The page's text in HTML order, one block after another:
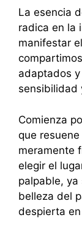
La esencia
radica en la
manifestar
adaptados
sensibilidad
Comienza
que
meramente
elegir el
palpable, ya
belleza del
despierta